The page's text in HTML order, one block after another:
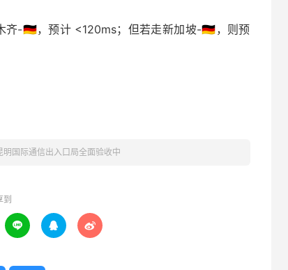
-🇩🇪，预计 <120ms；但若走新加坡-🇩🇪，则预
明国际通信出入口局全面验收中
到
  